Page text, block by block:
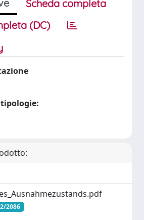
Scheda completa
(DC)
2086